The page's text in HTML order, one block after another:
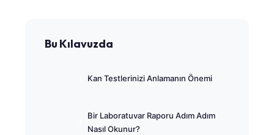
Bu Kılavuzda
Kan Testlerinizi Anlamanın Önemi
Bir Laboratuvar Raporu Adım Adım
Nasıl Okunur?